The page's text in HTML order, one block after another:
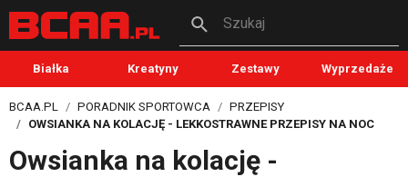
Szukaj
Białka Kreatyny Zestawy Wyprzedaże
BCAA.PL PORADNIK SPORTOWCA
PRZEPISY
OWSIANKA NA KOLACJĘ - LEKKOSTRAWNE PRZEPISY NA NOC
Owsianka na kolację -